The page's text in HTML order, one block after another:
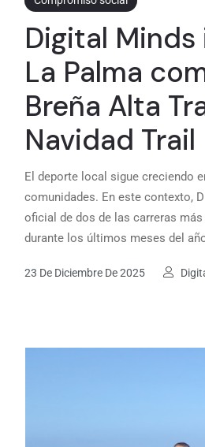
Digital
La Palma
Breña Alta
Navidad Trail
El deporte local sigue creciendo
comunidades. En este contexto,
oficial de dos de las carreras
durante los últimos meses del
23 De Diciembre De 2025